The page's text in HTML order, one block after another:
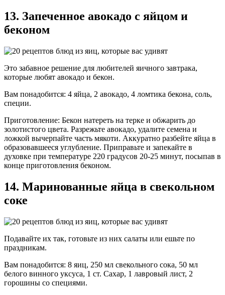
13. Запеченное авокадо с яйцом и
беконом
Это забавное решение для любителей яичного завтрака,
которые любят авокадо и бекон.
Вам понадобится: 4 яйца, 2 авокадо, 4 ломтика бекона, соль,
специи.
Приготовление: Бекон натереть на терке и обжарить до
золотистого цвета. Разрежьте авокадо, удалите семена и
ложкой вычерпайте часть мякоти. Аккуратно разбейте яйца в
образовавшееся углубление. Приправьте и запекайте в
духовке при температуре 220 градусов 20-25 минут, посыпав в
конце приготовления беконом.
14. Маринованные яйца в свекольном
соке
Подавайте их так, готовьте из них салаты или ешьте по
праздникам.
Вам понадобится: 8 яиц, 250 мл свекольного сока, 50 мл
белого винного уксуса, 1 ст. Сахар, 1 лавровый лист, 2
горошины со специями.